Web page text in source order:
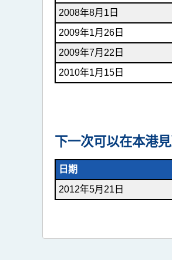
2008年8月1日
2009年1月26日
2009年7月22日
2010年1月15日
下一次可以在本港
日期
2012年5月21日